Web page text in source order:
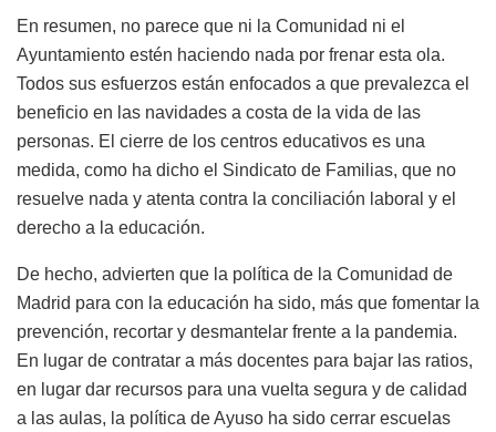
En resumen, no parece que ni la Comunidad ni el
Ayuntamiento estén haciendo nada por frenar esta ola.
Todos sus esfuerzos están enfocados a que prevalezca el
beneficio en las navidades a costa de la vida de las
personas. El cierre de los centros educativos es una
medida, como ha dicho el Sindicato de Familias, que no
resuelve nada y atenta contra la conciliación laboral y el
derecho a la educación.
De hecho, advierten que la política de la Comunidad de
Madrid para con la educación ha sido, más que fomentar la
prevención, recortar y desmantelar frente a la pandemia.
En lugar de contratar a más docentes para bajar las ratios,
en lugar dar recursos para una vuelta segura y de calidad
a las aulas, la política de Ayuso ha sido cerrar escuelas